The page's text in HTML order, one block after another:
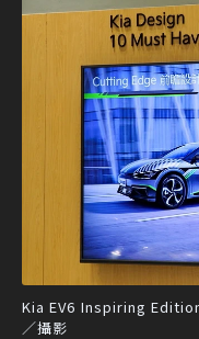
Kia EV6 Inspiring
／攝影